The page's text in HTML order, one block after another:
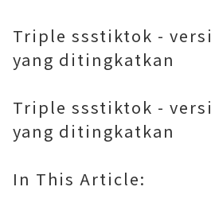
Triple ssstiktok -
yang ditingkatkan
Triple ssstiktok -
yang ditingkatkan
In This Article: